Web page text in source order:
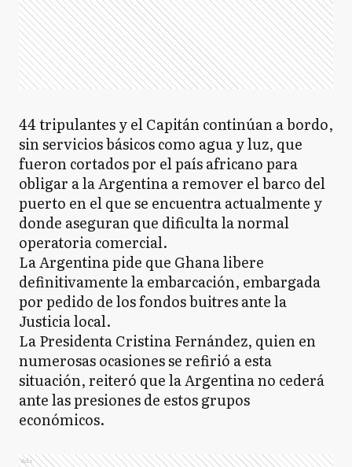
44 tripulantes y el Capitán continúan a bordo,
sin servicios básicos como agua y luz, que
fueron cortados por el país africano para
obligar a la Argentina a remover el barco del
puerto en el que se encuentra actualmente y
donde aseguran que dificulta la normal
operatoria comercial.
La Argentina pide que Ghana libere
definitivamente la embarcación, embargada
por pedido de los fondos buitres ante la
Justicia local.
La Presidenta Cristina Fernández, quien en
numerosas ocasiones se refirió a esta
situación, reiteró que la Argentina no cederá
ante las presiones de estos grupos
económicos.
Ads